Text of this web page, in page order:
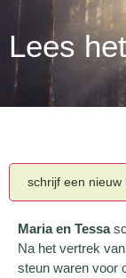
Lees
Maria en Tessa
Na het vertrek
steun waren voor